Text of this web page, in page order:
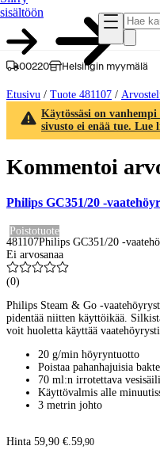
sisältöön
00220 Helsingin myymälä
Etusivu / Tuote 481107 /
Käytössäsi on
sivusto ei enää tue. Lue
Kommentoi
Philips GC351/20 -
Poistotuote
481107Philips GC351/20 -
Ei arvosanaa
(0)
Philips Steam & Go -
pidentää niitten käyttöikää.
voit huoletta käyttää
20 g/min höyryntuotto
Poistaa pahanhajuisia
70 ml:n irrotettava
Käyttövalmis alle
3 metrin johto
Hinta 59,90 €. 59,90